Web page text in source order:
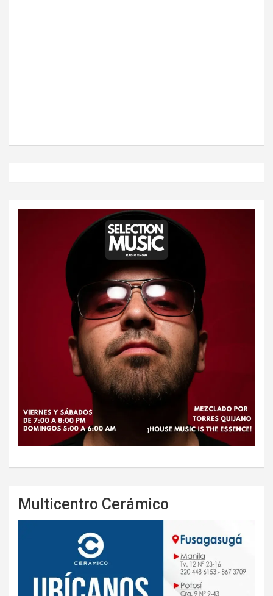
Multicentro Cerámico